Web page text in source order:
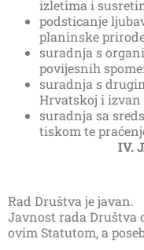
izletima i
podsticanje
planinske
suradnja s
povijesnih
suradnja s
Hrvatskoj i izvan
suradnja sa
tiskom te
IV.
Rad Društva je javan.
Javnost rada Društva
ovim Statutom, a